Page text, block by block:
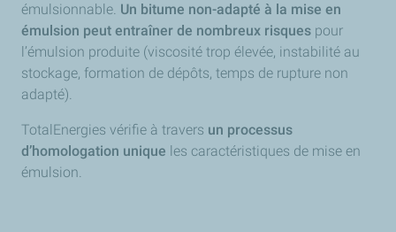
émulsionnable. Un bitume non-adapté à la mise en
émulsion peut entraîner de nombreux risques pour
l’émulsion produite (viscosité trop élevée, instabilité au
stockage, formation de dépôts, temps de rupture non
adapté).
TotalEnergies vérifie à travers un processus
d’homologation unique les caractéristiques de mise en
émulsion.